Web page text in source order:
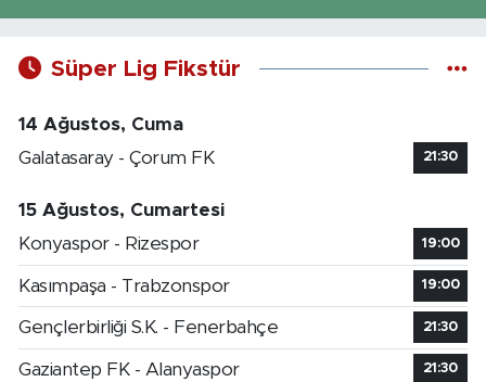
Süper Lig Fikstür
14 Ağustos, Cuma
Galatasaray - Çorum FK
21:30
15 Ağustos, Cumartesi
Konyaspor - Rizespor
19:00
Kasımpaşa - Trabzonspor 19:00
Gençlerbirliği S.K. - Fenerbahçe 21:30
Gaziantep FK - Alanyaspor 21:30